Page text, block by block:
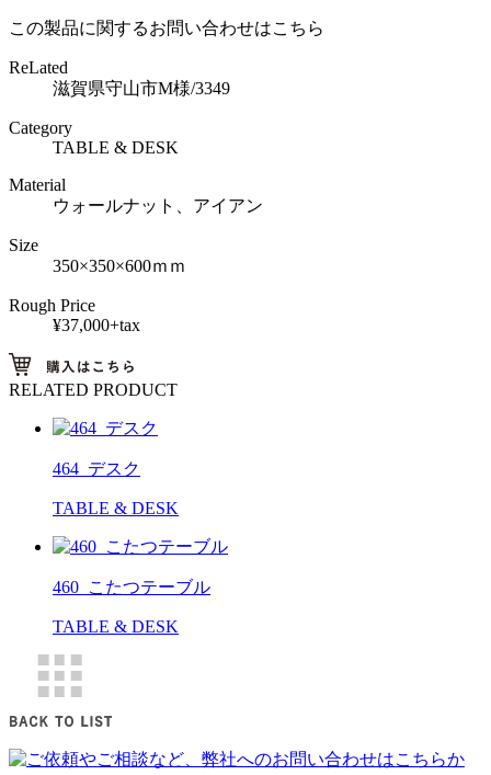
この製品に関するお問い合わせはこちら
ReLated
滋賀県守山市M様/3349
Category
TABLE & DESK
Material
ウォールナット、アイアン
Size
350×350×600ｍｍ
Rough Price
¥37,000+tax
RELATED PRODUCT
464_デスク
TABLE & DESK
460_こたつテーブル
TABLE & DESK